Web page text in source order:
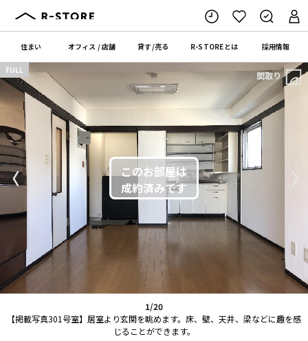
住まい オフィス /店舗 貸す/売る R-STOREとは 採用情報
1/20
【掲載写真301号室】居室より玄関を眺めます。床、壁、天井、梁などに趣を感
じることができます。
〈 〉
FULL 間取り